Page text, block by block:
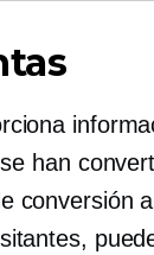
han
conversión